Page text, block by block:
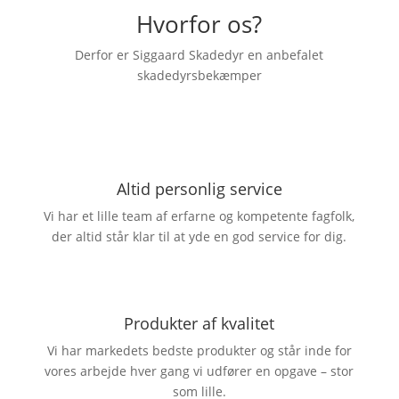
Hvorfor os?
Derfor er Siggaard Skadedyr en anbefalet
skadedyrsbekæmper
Altid personlig service
Vi har et lille team af erfarne og kompetente fagfolk,
der altid står klar til at yde en god service for dig.
Produkter af kvalitet
Vi har markedets bedste produkter og står inde for
vores arbejde hver gang vi udfører en opgave – stor
som lille.